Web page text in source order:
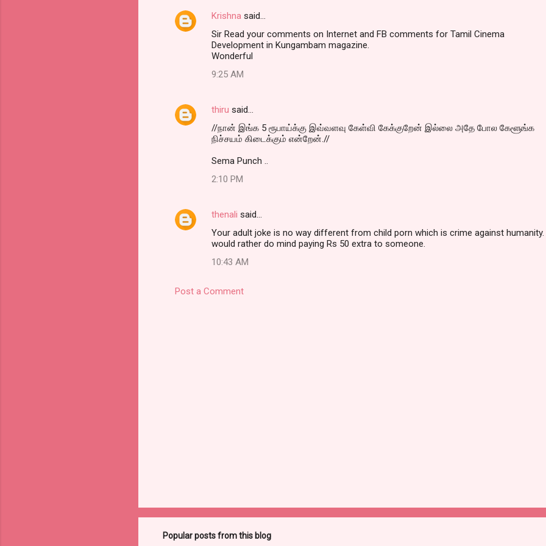
C
n
t
Krishna said…
Sir Read your comments on Internet and FB comments for Tamil Cinema
Development in Kungambam magazine.
Wonderful
9:25 AM
thiru said…
//நான் இங்க 5 ரூபாய்க்கு இவ்வளவு கேள்வி கேக்குறேன் இல்லை அதே போல கேளூங்க
நிச்சயம் கிடைக்கும் என்றேன்.//
Sema Punch ..
2:10 PM
thenali said…
Your adult joke is no way different from child porn which is crime against humanity.
would rather do mind paying Rs 50 extra to someone.
10:43 AM
Post a Comment
Popular posts from this blog